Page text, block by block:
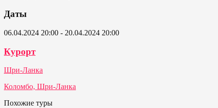
Даты
06.04.2024 20:00 - 20.04.2024 20:00
Курорт
Шри-Ланка
Коломбо, Шри-Ланка
Похожие туры